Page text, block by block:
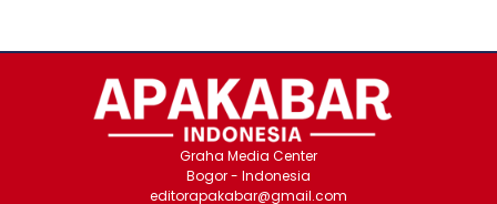
Graha Media Center
Bogor - Indonesia
editorapakabar@gmail.com